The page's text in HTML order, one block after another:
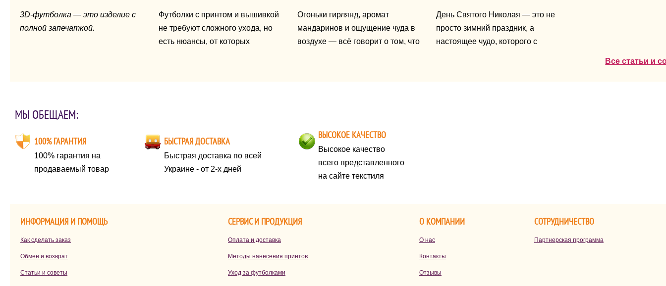
3D-футболка — это изделие с
полной запечаткой.
Футболки с принтом и вышивкой
не требуют сложного ухода, но
есть нюансы, от которых
Огоньки гирлянд, аромат
мандаринов и ощущение чуда в
воздухе — всё говорит о том, что
День Святого Николая — это не
просто зимний праздник, а
настоящее чудо, которого с
Все статьи и
МЫ ОБЕЩАЕМ:
100% ГАРАНТИЯ
100% гарантия на
продаваемый товар
БЫСТРАЯ ДОСТАВКА
Быстрая доставка по всей
Украине - от 2-х дней
ВЫСОКОЕ КАЧЕСТВО
Высокое качество
всего представленного
на сайте текстиля
ИНФОРМАЦИЯ И ПОМОЩЬ СЕРВИС И ПРОДУКЦИЯ О КОМПАНИИ СОТРУДНИЧЕСТВО
Как сделать заказ Оплата и доставка О нас Партнерская программа
Обмен и возврат Методы нанесения принтов Контакты
Статьи и советы Уход за футболками Отзывы